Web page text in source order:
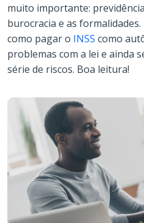
muito importante:
burocracia e as
como pagar o INSS como
problemas com a lei e ainda
série de riscos. Boa leitura!